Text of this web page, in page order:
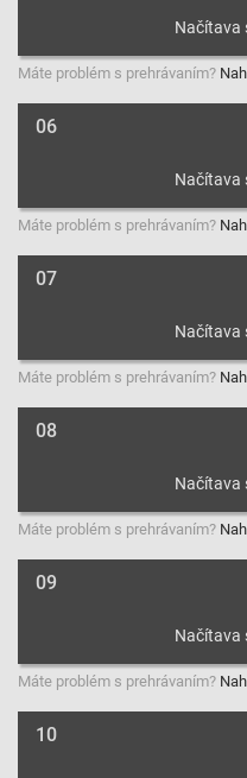
Máte problém s prehrávaním?
06
Máte problém s prehrávaním?
07
Máte problém s prehrávaním?
08
Máte problém s prehrávaním?
09
Máte problém s prehrávaním?
10